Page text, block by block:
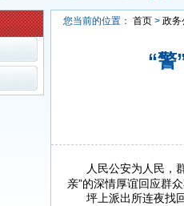
您当前的位置： 首页 > 政务
“警
人民公安为人民，
亲”的深情厚谊回应群众
坪上派出所连夜找